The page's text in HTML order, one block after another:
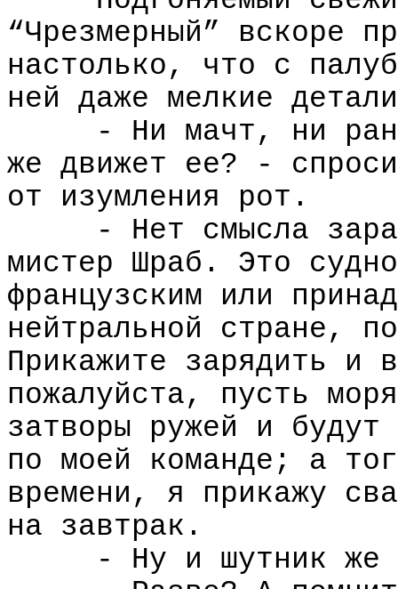
“Чрезмерный” вскоре
настолько, что с
ней даже мелкие
- Ни мачт, ни
же движет ее? -
от изумления рот.
- Нет смысла
мистер Шраб. Это
французским или
нейтральной стране,
Прикажите зарядить и
пожалуйста, пусть
затворы ружей и будут
по моей команде; а
времени, я прикажу
на завтрак.
- Ну и шутник